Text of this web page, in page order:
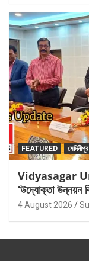
FEATURED মেদিনীপুর
Vidyasagar
‘উদ্যোক্তা উন্নয়ন
4 August 2026